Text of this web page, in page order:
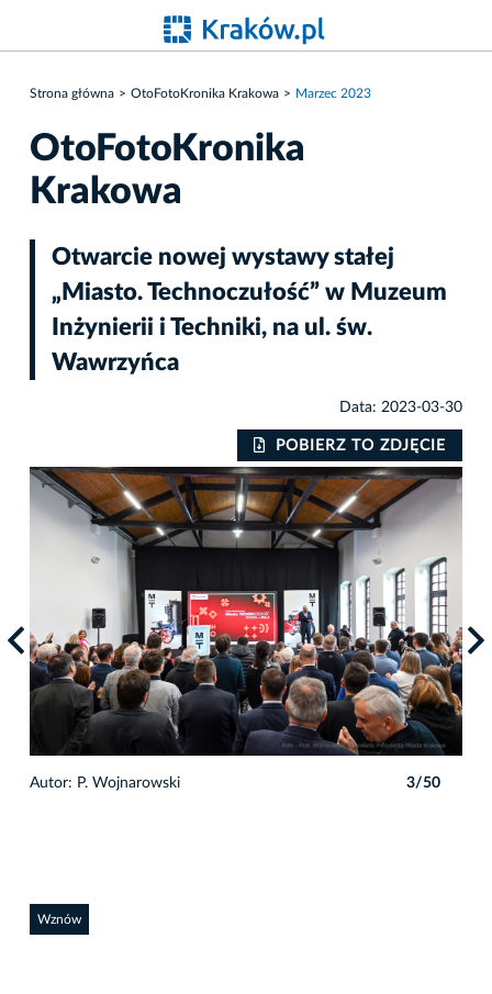
Strona główna OtoFotoKronika Krakowa Marzec 2023
OtoFotoKronika
Krakowa
Otwarcie nowej wystawy stałej
„Miasto. Technoczułość” w Muzeum
Inżynierii i Techniki, na ul. św.
Wawrzyńca
Data: 2023-03-30
POBIERZ TO ZDJĘCIE
Autor: P. Wojnarowski 3/50
Wznów